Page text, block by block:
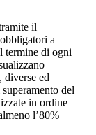
il
a
termine di ogni
diverse ed
del
in ordine
l’80%